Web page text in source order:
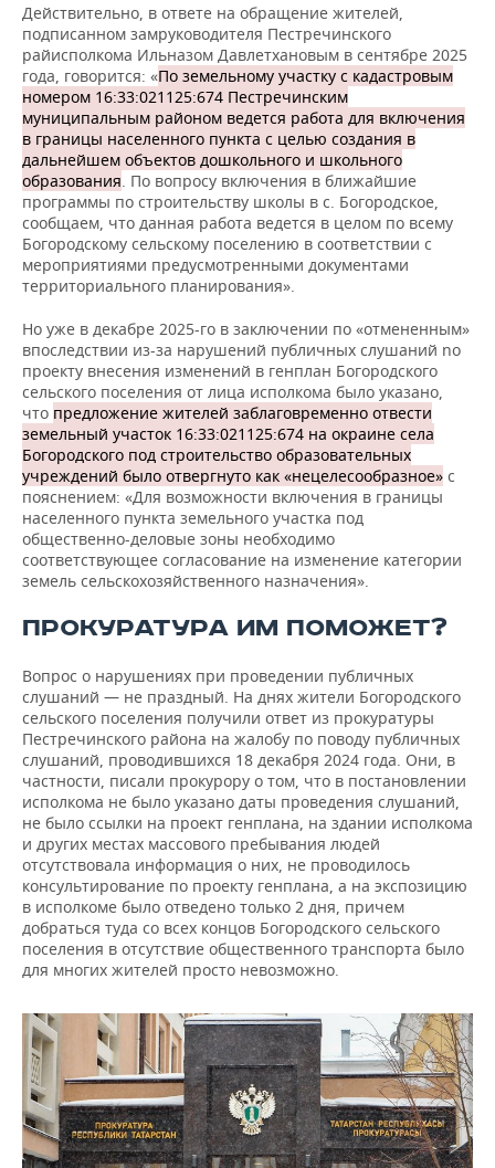
Действительно, в ответе на обращение жителей,
подписанном замруководителя Пестречинского
райисполкома Ильназом Давлетхановым в сентябре 2025
года, говорится: «По земельному участку с кадастровым
номером 16:33:021125:674 Пестречинским
муниципальным районом ведется работа для включения
в границы населенного пункта с целью создания в
дальнейшем объектов дошкольного и школьного
образования. По вопросу включения в ближайшие
программы по строительству школы в с. Богородское,
сообщаем, что данная работа ведется в целом по всему
Богородскому сельскому поселению в соответствии с
мероприятиями предусмотренными документами
территориального планирования».
Но уже в декабре 2025-го в заключении по «отмененным»
впоследствии из-за нарушений публичных слушаний no
проекту внесения изменений в генплан Богородского
сельского поселения от лица исполкома было указано,
что предложение жителей заблаговременно отвести
земельный участок 16:33:021125:674 на окраине села
Богородского под строительство образовательных
учреждений было отвергнуто как «нецелесообразное» с
пояснением: «Для возможности включения в границы
населенного пункта земельного участка под
общественно-деловые зоны необходимо
соответствующее согласование на изменение категории
земель сельскохозяйственного назначения».
ПРОКУРАТУРА ИМ ПОМОЖЕТ?
Вопрос о нарушениях при проведении публичных
слушаний — не праздный. На днях жители Богородского
сельского поселения получили ответ из прокуратуры
Пестречинского района на жалобу по поводу публичных
слушаний, проводившихся 18 декабря 2024 года. Они, в
частности, писали прокурору о том, что в постановлении
исполкома не было указано даты проведения слушаний,
не было ссылки на проект генплана, на здании исполкома
и других местах массового пребывания людей
отсутствовала информация о них, не проводилось
консультирование по проекту генплана, а на экспозицию
в исполкоме было отведено только 2 дня, причем
добраться туда со всех концов Богородского сельского
поселения в отсутствие общественного транспорта было
для многих жителей просто невозможно.